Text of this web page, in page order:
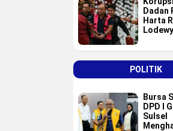
Dadan
Harta
POLITIK
Bursa
DPD I
Sulsel